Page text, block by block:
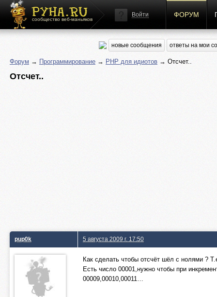
сообщество веб-маньяков
Войти ФОРУМ
новые сообщения ответы на мои
Форум → Программирование → PHP для идиотов → Отсчет..
Отсчет..
pup0k 5 августа 2009 г. 17:50
Как сделать чтобы отсчёт шёл с нолями ?
Есть число 00001,нужно чтобы при
00009,00010,00011…